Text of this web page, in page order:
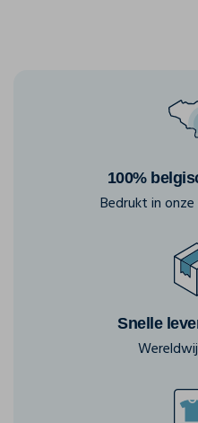
100%
Bedrukt in
Snelle